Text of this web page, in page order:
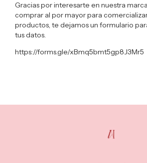
Gracias por interesarte en nuestra
comprar al por mayor para
productos, te dejamos un formulario
tus datos.
https://forms.gle/xBmq5bmt5gp8J3Mr5